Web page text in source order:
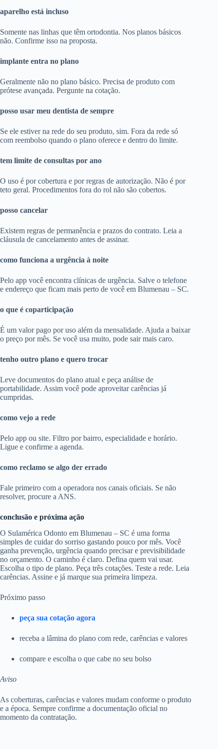
aparelho está incluso
Somente nas linhas que têm ortodontia. Nos planos básicos
não. Confirme isso na proposta.
implante entra no plano
Geralmente não no plano básico. Precisa de produto com
prótese avançada. Pergunte na cotação.
posso usar meu dentista de sempre
Se ele estiver na rede do seu produto, sim. Fora da rede só
com reembolso quando o plano oferece e dentro do limite.
tem limite de consultas por ano
O uso é por cobertura e por regras de autorização. Não é por
teto geral. Procedimentos fora do rol não são cobertos.
posso cancelar
Existem regras de permanência e prazos do contrato. Leia a
cláusula de cancelamento antes de assinar.
como funciona a urgência à noite
Pelo app você encontra clínicas de urgência. Salve o telefone
e endereço que ficam mais perto de você em Blumenau – SC.
o que é coparticipação
É um valor pago por uso além da mensalidade. Ajuda a baixar
o preço por mês. Se você usa muito, pode sair mais caro.
tenho outro plano e quero trocar
Leve documentos do plano atual e peça análise de
portabilidade. Assim você pode aproveitar carências já
cumpridas.
como vejo a rede
Pelo app ou site. Filtro por bairro, especialidade e horário.
Ligue e confirme a agenda.
como reclamo se algo der errado
Fale primeiro com a operadora nos canais oficiais. Se não
resolver, procure a ANS.
conclusão e próxima ação
O Sulamérica Odonto em Blumenau – SC é uma forma
simples de cuidar do sorriso gastando pouco por mês. Você
ganha prevenção, urgência quando precisar e previsibilidade
no orçamento. O caminho é claro. Defina quem vai usar.
Escolha o tipo de plano. Peça três cotações. Teste a rede. Leia
carências. Assine e já marque sua primeira limpeza.
Próximo passo
peça sua cotação agora
receba a lâmina do plano com rede, carências e valores
compare e escolha o que cabe no seu bolso
Aviso
As coberturas, carências e valores mudam conforme o produto
e a época. Sempre confirme a documentação oficial no
momento da contratação.